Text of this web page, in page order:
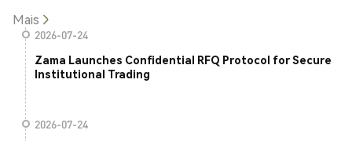
Mais
2026-07-24
Zama Launches Confidential RFQ Protocol for Secure
Institutional Trading
2026-07-24